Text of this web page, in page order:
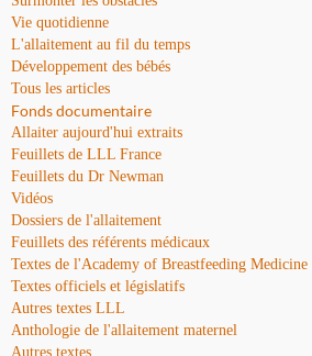
Vie quotidienne
L'allaitement au fil du temps
Développement des bébés
Tous les articles
Fonds documentaire
Allaiter aujourd'hui extraits
Feuillets de LLL France
Feuillets du Dr Newman
Vidéos
Dossiers de l'allaitement
Feuillets des référents médicaux
Textes de l'Academy of Breastfeeding Medicine
Textes officiels et législatifs
Autres textes LLL
Anthologie de l'allaitement maternel
Autres textes